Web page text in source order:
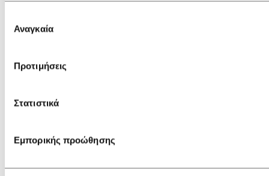
συγκατάθεσης
Αναγκαία
Προτιμήσεις
Στατιστικά
Εμπορικής προώθησης